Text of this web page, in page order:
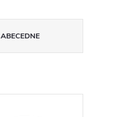
ABECEDNE